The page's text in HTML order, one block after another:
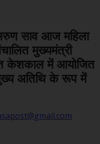
साव आज महिला
मुख्यमंत्री
केशकाल में आयोजित
अतिथि के रूप में